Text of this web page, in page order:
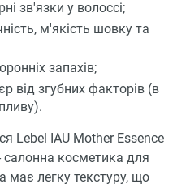
зв'язки у волоссі;
м'якість шовку та
запахів;
від згубних факторів (в
Lebel IAU Mother Essence
салонна косметика для
має легку текстуру, що